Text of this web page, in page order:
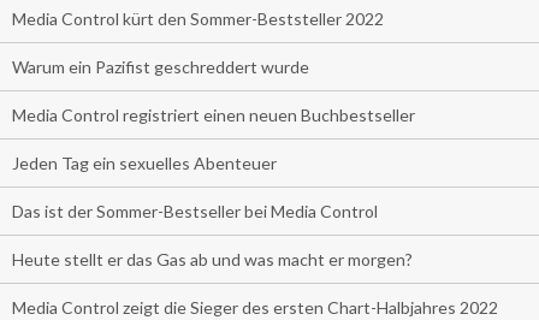
Media Control kürt den Sommer-Beststeller 2022
Warum ein Pazifist geschreddert wurde
Media Control registriert einen neuen Buchbestseller
Jeden Tag ein sexuelles Abenteuer
Das ist der Sommer-Bestseller bei Media Control
Heute stellt er das Gas ab und was macht er morgen?
Media Control zeigt die Sieger des ersten Chart-Halbjahres 2022